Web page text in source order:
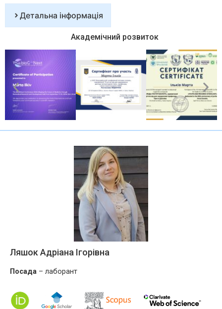
Детальна інформація
Академічний розвиток
Ляшок Адріана Ігорівна
Посада – лаборант